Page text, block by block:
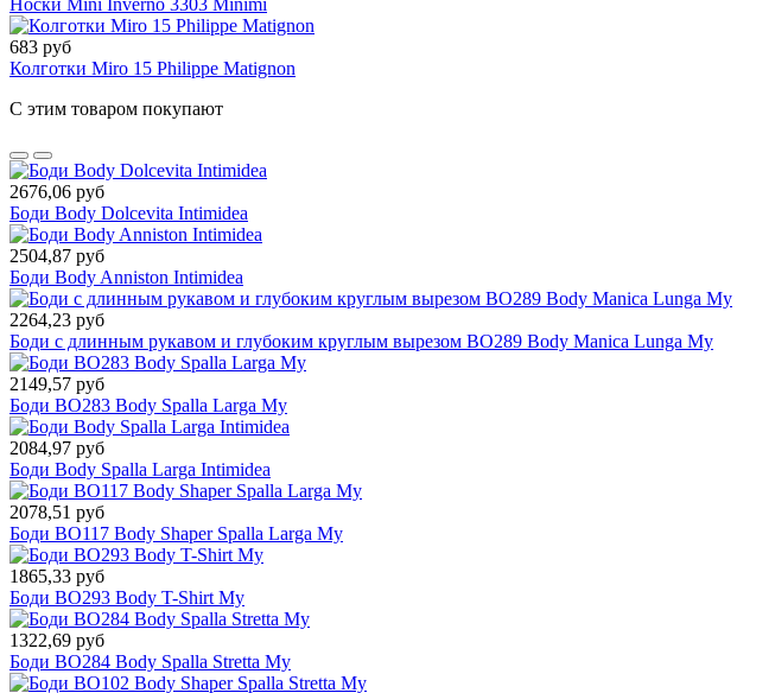
Носки Mini Inverno 3303 Minimi
683 руб
Колготки Miro 15 Philippe Matignon
С этим товаром покупают
2676,06 руб
Боди Body Dolcevita Intimidea
2504,87 руб
Боди Body Anniston Intimidea
2264,23 руб
Боди с длинным рукавом и глубоким круглым вырезом BO289 Body Manica Lunga My
2149,57 руб
Боди BO283 Body Spalla Larga My
2084,97 руб
Боди Body Spalla Larga Intimidea
2078,51 руб
Боди BO117 Body Shaper Spalla Larga My
1865,33 руб
Боди BO293 Body T-Shirt My
1322,69 руб
Боди BO284 Body Spalla Stretta My